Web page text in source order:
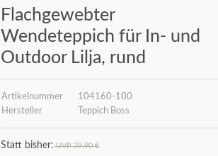
Flachgewebter
Wendeteppich für In- und
Outdoor Lilja, rund
Artikelnummer
104160-100
Hersteller
Teppich Boss
UVP 39,90 €